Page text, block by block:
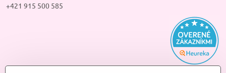
+421 915 500 585